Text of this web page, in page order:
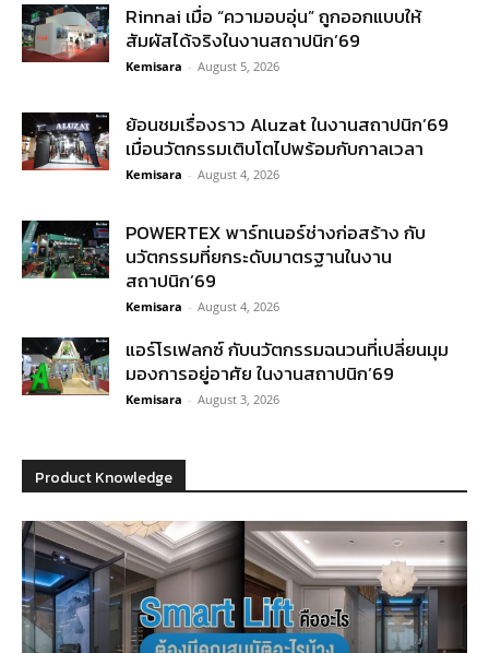
Rinnai เมื่อ “ความอบอุ่น” ถูกออกแบบให้
สัมผัสได้จริงในงานสถาปนิก’69
Kemisara - August 5, 2026
ย้อนชมเรื่องราว Aluzat ในงานสถาปนิก’69
เมื่อนวัตกรรมเติบโตไปพร้อมกับกาลเวลา
Kemisara - August 4, 2026
POWERTEX พาร์ทเนอร์ช่างก่อสร้าง กับ
นวัตกรรมที่ยกระดับมาตรฐานในงาน
สถาปนิก’69
Kemisara - August 4, 2026
แอร์โรเฟลกซ์ กับนวัตกรรมฉนวนที่เปลี่ยนมุม
มองการอยู่อาศัย ในงานสถาปนิก’69
Kemisara - August 3, 2026
Product Knowledge